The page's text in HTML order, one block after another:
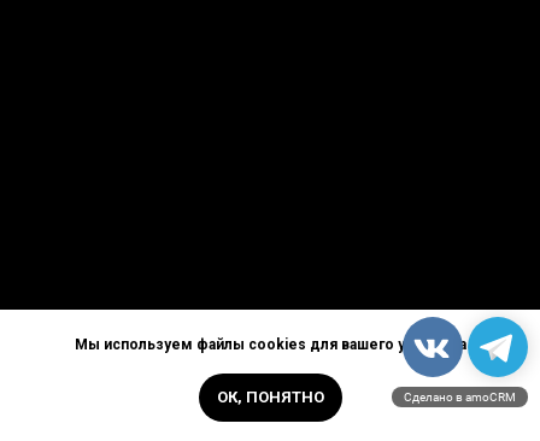
Мы используем файлы cookies для вашего удобства
ОК, ПОНЯТНО
Careers
Сделано в amoCRM